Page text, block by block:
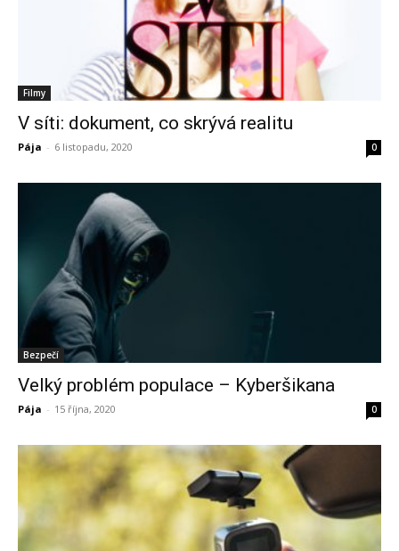
Filmy
V síti: dokument, co skrývá realitu
Pája - 6 listopadu, 2020 0
Bezpečí
Velký problém populace – Kyberšikana
Pája - 15 října, 2020 0